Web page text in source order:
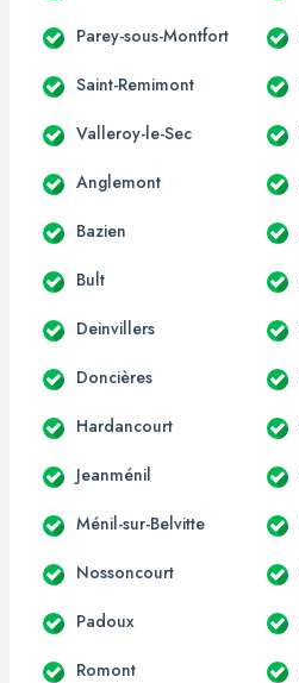
Parey-sous-Montfort
Saint-Remimont
Valleroy-le-Sec
Anglemont
Bazien
Bult
Deinvillers
Doncières
Hardancourt
Jeanménil
Ménil-sur-Belvitte
Nossoncourt
Padoux
Romont